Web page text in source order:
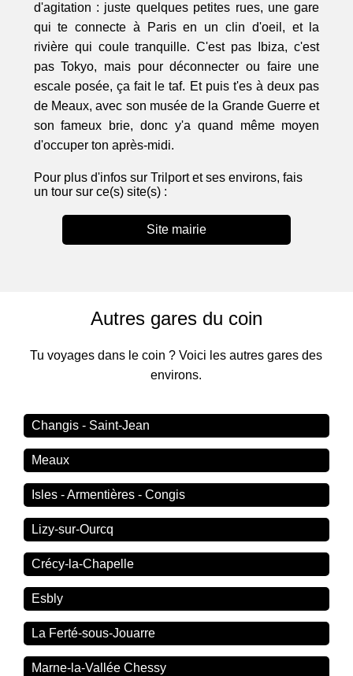
d'agitation : juste quelques petites rues, une gare
qui te connecte à Paris en un clin d'oeil, et la
rivière qui coule tranquille. C'est pas Ibiza, c'est
pas Tokyo, mais pour déconnecter ou faire une
escale posée, ça fait le taf. Et puis t'es à deux pas
de Meaux, avec son musée de la Grande Guerre et
son fameux brie, donc y'a quand même moyen
d'occuper ton après-midi.
Pour plus d'infos sur Trilport et ses environs, fais
un tour sur ce(s) site(s) :
Site mairie
Autres gares du coin
Tu voyages dans le coin ? Voici les autres gares des
environs.
Changis - Saint-Jean
Meaux
Isles - Armentières - Congis
Lizy-sur-Ourcq
Crécy-la-Chapelle
Esbly
La Ferté-sous-Jouarre
Marne-la-Vallée Chessy